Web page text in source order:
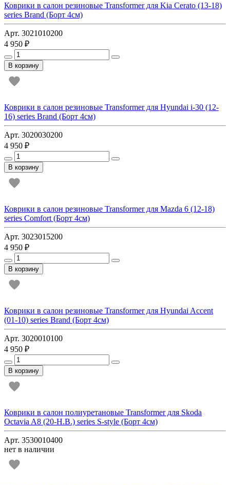
Коврики в салон резиновые Transformer для Kia Cerato (13-18)
series Brand (Борт 4см)
Арт. 3021010200
4 950 ₽
В корзину
Коврики в салон резиновые Transformer для Hyundai i-30 (12-
16) series Brand (Борт 4см)
Арт. 3020030200
4 950 ₽
В корзину
Коврики в салон резиновые Transformer для Mazda 6 (12-18)
series Comfort (Борт 4см)
Арт. 3023015200
4 950 ₽
В корзину
Коврики в салон резиновые Transformer для Hyundai Accent
(01-10) series Brand (Борт 4см)
Арт. 3020010100
4 950 ₽
В корзину
Коврики в салон полиуретановые Transformer для Skoda
Octavia A8 (20-Н.В.) series S-style (Борт 4см)
Арт. 3530010400
нет в наличии